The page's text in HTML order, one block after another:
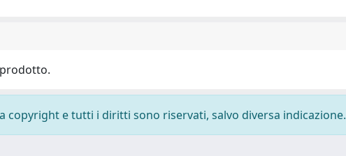
copyright e tutti i diritti sono riservati, salvo diversa indicazione.